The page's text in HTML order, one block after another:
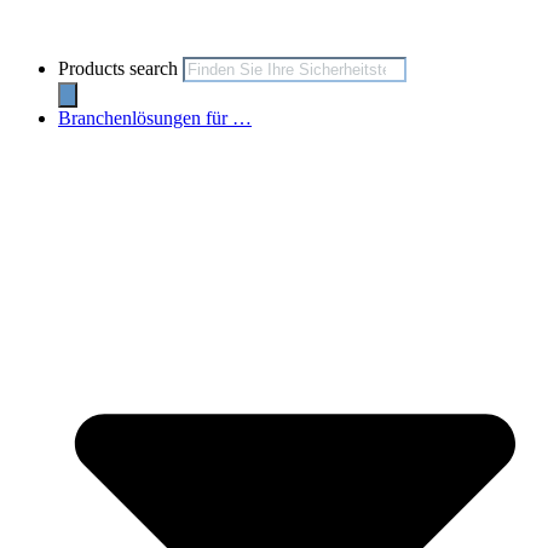
Products search
Branchenlösungen für …